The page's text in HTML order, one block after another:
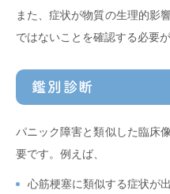
また、症状が物質の生理的影
ではないことを確認する必要が
鑑別診断
パニック障害と類似した臨床
要です。例えば、
心筋梗塞に類似する症状が